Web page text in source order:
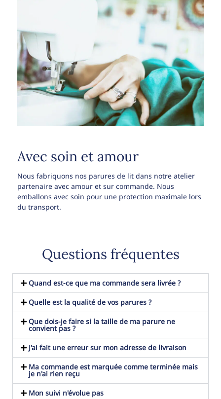
Avec soin et amour
Nous fabriquons nos parures de lit dans notre atelier
partenaire avec amour et sur commande. Nous
emballons avec soin pour une protection maximale lors
du transport.
Questions fréquentes
Quand est-ce que ma commande sera livrée ?
Quelle est la qualité de vos parures ?
Que dois-je faire si la taille de ma parure ne
convient pas ?
J'ai fait une erreur sur mon adresse de livraison
Ma commande est marquée comme terminée mais
je n'ai rien reçu
Mon suivi n'évolue pas